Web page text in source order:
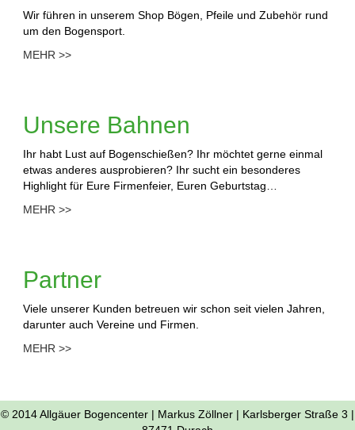
Wir führen in unserem Shop Bögen, Pfeile und Zubehör rund
um den Bogensport.
MEHR >>
Unsere Bahnen
Ihr habt Lust auf Bogenschießen? Ihr möchtet gerne einmal
etwas anderes ausprobieren? Ihr sucht ein besonderes
Highlight für Eure Firmenfeier, Euren Geburtstag…
MEHR >>
Partner
Viele unserer Kunden betreuen wir schon seit vielen Jahren,
darunter auch Vereine und Firmen.
MEHR >>
© 2014 Allgäuer Bogencenter | Markus Zöllner | Karlsberger Straße 3 |